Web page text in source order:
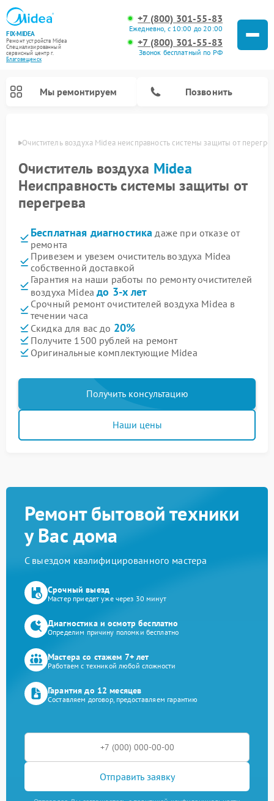
FIX-MIDEA
Ремонт устройств Midea
Специализированный
cервисный центр г.
Благовещенск
+7 (800) 301-55-83
Ежедневно, с 10:00 до 20:00
+7 (800) 301-55-83
Звонок бесплатный по РФ
Мы ремонтируем Позвонить
Очиститель воздуха Midea неисправность системы защиты от
Очиститель воздуха Midea
Неисправность системы защиты от
перегрева
Бесплатная диагностика даже при отказе от
ремонта
Привезем и увезем очиститель воздуха Midea
собственной доставкой
Гарантия на наши работы по ремонту очистителей
воздуха Mideaдо 3-х лет
Срочный ремонт очистителей воздуха Midea в
течении часа
Скидка для вас до 20%
Получите 1500 рублей на ремонт
Оригинальные комплектующие Midea
Получить консультацию
Наши цены
Ремонт бытовой техники
у Вас дома
С выездом квалифицированного мастера
Срочный выезд
Мастер приедет уже через 30 минут
Диагностика и осмотр бесплатно
Определим причину поломки бесплатно
Мастера со стажем 7+ лет
Работаем с техникой любой сложности
Гарантия до 12 месяцев
Составляем договор, предоставляем гарантию
Отправить заявку